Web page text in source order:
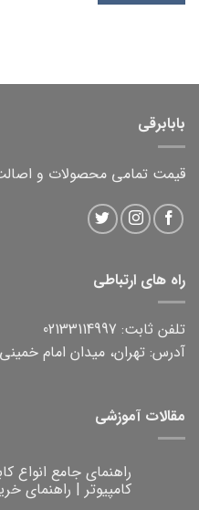
بابابرقی
قیمت تمامی محصولات و
راه های ارتباطی
تلفن ثابت: 02133114997
آدرس: تهران، میدان امام
مقالات آموزشی
راهنمای جامع انواع
کامپیوتر | راهنمای خرید